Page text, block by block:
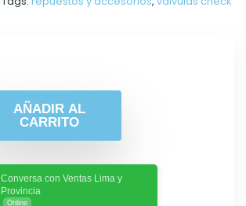
AÑADIR AL
CARRITO
Conversa con Ventas Lima y
Provincia
Online